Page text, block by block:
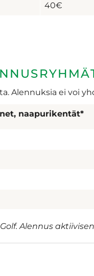
40€
Alennuksia ei voi
naapurikentät*
Alennus